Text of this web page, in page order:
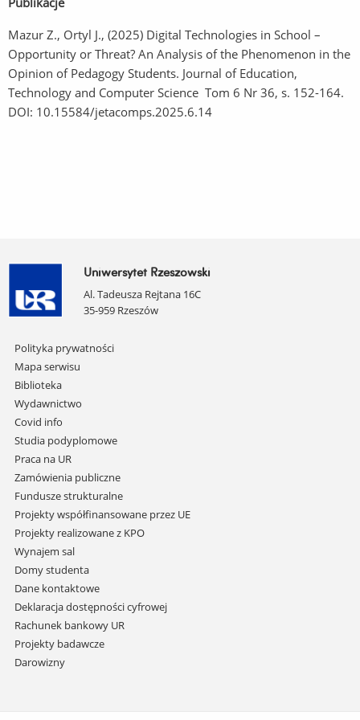
Mazur Z., Ortyl J., (2025) Digital Technologies in School –
Opportunity or Threat? An Analysis of the Phenomenon in the
Opinion of Pedagogy Students. Journal of Education,
Technology and Computer Science Tom 6 Nr 36, s. 152-164.
DOI: 10.15584/jetacomps.2025.6.14
Uniwersytet Rzeszowski
Al. Tadeusza Rejtana 16C
35-959 Rzeszów
Pomiń
nawigację
i
przejdź
do
treści
Polityka prywatności
Mapa serwisu
Biblioteka
Wydawnictwo
Covid info
Studia podyplomowe
Praca na UR
Zamówienia publiczne
Fundusze strukturalne
Projekty współfinansowane przez UE
Projekty realizowane z KPO
Wynajem sal
Domy studenta
Dane kontaktowe
Deklaracja dostępności cyfrowej
Rachunek bankowy UR
Projekty badawcze
Darowizny